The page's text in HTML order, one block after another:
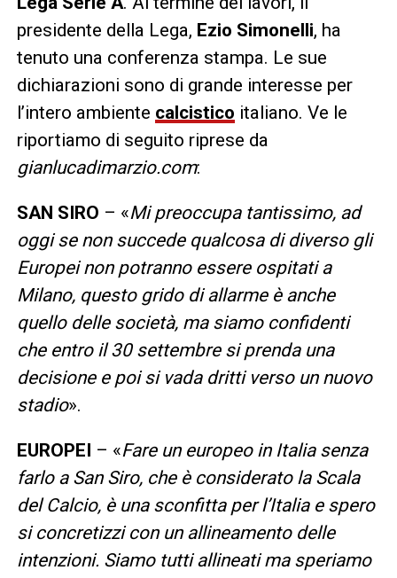
presidente della Lega, Ezio Simonelli, ha
tenuto una conferenza stampa. Le sue
dichiarazioni sono di grande interesse per
l’intero ambiente calcistico italiano. Ve le
riportiamo di seguito riprese da
gianlucadimarzio.com:
SAN SIRO – «Mi preoccupa tantissimo, ad
oggi se non succede qualcosa di diverso gli
Europei non potranno essere ospitati a
Milano, questo grido di allarme è anche
quello delle società, ma siamo confidenti
che entro il 30 settembre si prenda una
decisione e poi si vada dritti verso un nuovo
stadio».
EUROPEI – «Fare un europeo in Italia senza
farlo a San Siro, che è considerato la Scala
del Calcio, è una sconfitta per l’Italia e spero
si concretizzi con un allineamento delle
intenzioni. Siamo tutti allineati ma speriamo